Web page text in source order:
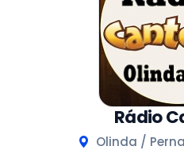
Rádio
Olinda /